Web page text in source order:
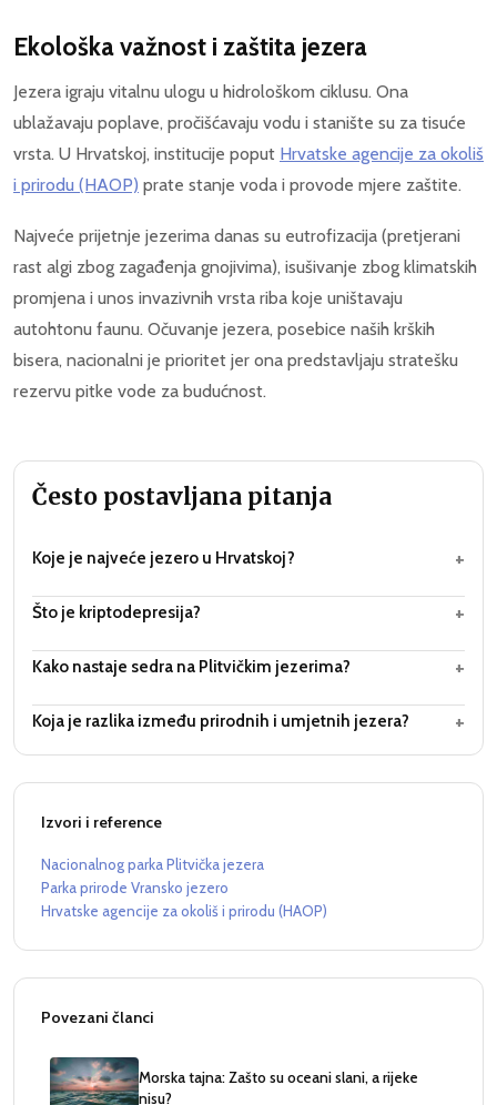
Ekološka važnost i zaštita jezera
Jezera igraju vitalnu ulogu u hidrološkom ciklusu. Ona
ublažavaju poplave, pročišćavaju vodu i stanište su za tisuće
vrsta. U Hrvatskoj, institucije poput Hrvatske agencije za okoliš
i prirodu (HAOP) prate stanje voda i provode mjere zaštite.
Najveće prijetnje jezerima danas su eutrofizacija (pretjerani
rast algi zbog zagađenja gnojivima), isušivanje zbog klimatskih
promjena i unos invazivnih vrsta riba koje uništavaju
autohtonu faunu. Očuvanje jezera, posebice naših krških
bisera, nacionalni je prioritet jer ona predstavljaju stratešku
rezervu pitke vode za budućnost.
Često postavljana pitanja
Koje je najveće jezero u Hrvatskoj? +
Što je kriptodepresija? +
Kako nastaje sedra na Plitvičkim jezerima? +
Koja je razlika između prirodnih i umjetnih jezera? +
Izvori i reference
Nacionalnog parka Plitvička jezera
Parka prirode Vransko jezero
Hrvatske agencije za okoliš i prirodu (HAOP)
Povezani članci
Morska tajna: Zašto su oceani slani, a rijeke
nisu?